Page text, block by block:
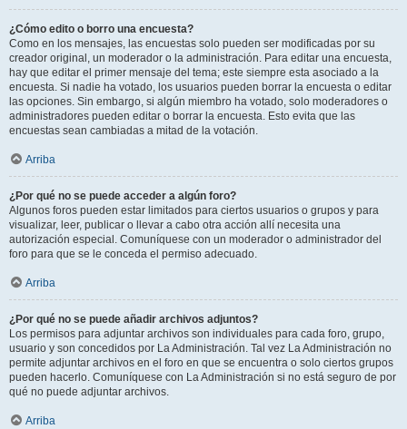
¿Cómo edito o borro una encuesta?
Como en los mensajes, las encuestas solo pueden ser modificadas por su
creador original, un moderador o la administración. Para editar una encuesta,
hay que editar el primer mensaje del tema; este siempre esta asociado a la
encuesta. Si nadie ha votado, los usuarios pueden borrar la encuesta o editar
las opciones. Sin embargo, si algún miembro ha votado, solo moderadores o
administradores pueden editar o borrar la encuesta. Esto evita que las
encuestas sean cambiadas a mitad de la votación.
Arriba
¿Por qué no se puede acceder a algún foro?
Algunos foros pueden estar limitados para ciertos usuarios o grupos y para
visualizar, leer, publicar o llevar a cabo otra acción allí necesita una
autorización especial. Comuníquese con un moderador o administrador del
foro para que se le conceda el permiso adecuado.
Arriba
¿Por qué no se puede añadir archivos adjuntos?
Los permisos para adjuntar archivos son individuales para cada foro, grupo,
usuario y son concedidos por La Administración. Tal vez La Administración no
permite adjuntar archivos en el foro en que se encuentra o solo ciertos grupos
pueden hacerlo. Comuníquese con La Administración si no está seguro de por
qué no puede adjuntar archivos.
Arriba